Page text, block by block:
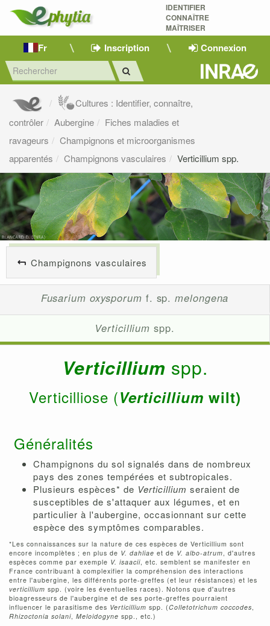
IDENTIFIER
CONNAÎTRE
MAÎTRISER
Fr Inscription Connexion
Cultures : Identifier, connaître,
contrôler
Aubergine
Fiches maladies et
ravageurs
Champignons et microorganismes
apparentés
Champignons vasculaires Verticillium spp.
Champignons vasculaires
Fusarium oxysporum f. sp.melongena
Verticillium spp.
Verticillium spp.
Verticilliose (Verticillium wilt)
Généralités
Champignons du sol signalés dans de nombreux
pays des zones tempérées et subtropicales.
Plusieurs espèces* de Verticillium seraient de
susceptibles de s'attaquer aux légumes, et en
particulier à l'aubergine, occasionnant sur cette
espèce des symptômes comparables.
*Les connaissances sur la nature de ces espèces de Verticillium sont
encore incomplètes ; en plus de V. dahliae et de V. albo-atrum, d'autres
espèces comme par exemple V. isaacii, etc. semblent se manifester en
France contribuant à complexifier la compréhension des interactions
entre l'aubergine, les différents porte-greffes (et leur résistances) et les
verticillium spp. (voire les éventuelles races). Notons que d'autres
bioagresseurs de l'aubergine et de ses porte-greffes pourraient
influencer le parasitisme des Verticillium spp. (Colletotrichum coccodes,
Rhizoctonia solani, Meloidogyne spp., etc.)